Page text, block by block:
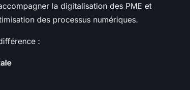
la digitalisation des PME et
des processus numériques.
: